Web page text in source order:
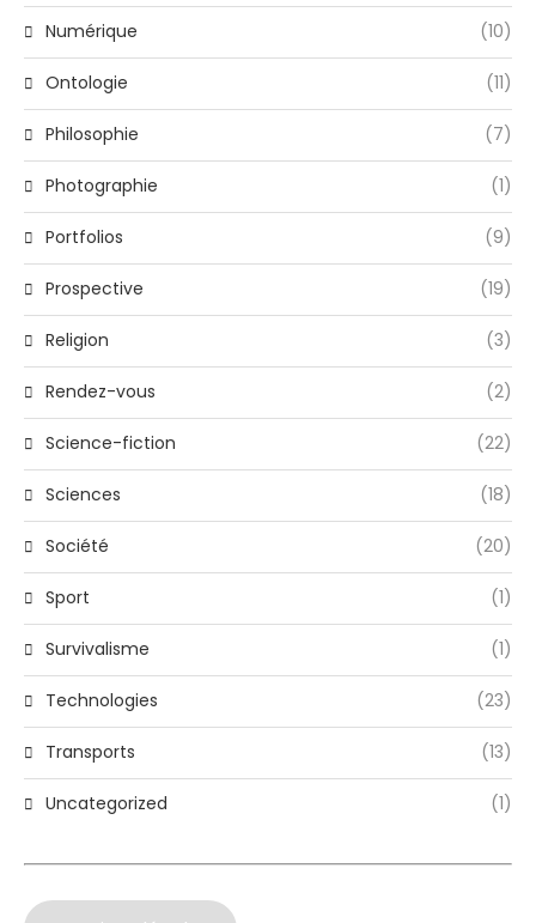
Numérique (10)
Ontologie (11)
Philosophie (7)
Photographie (1)
Portfolios (9)
Prospective (19)
Religion (3)
Rendez-vous (2)
Science-fiction (22)
Sciences (18)
Société (20)
Sport (1)
Survivalisme (1)
Technologies (23)
Transports (13)
Uncategorized (1)